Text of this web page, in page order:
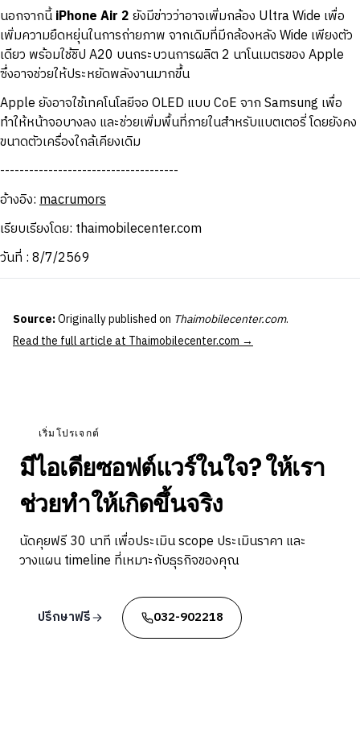
นอกจากนี้iPhone Air 2ยังมีข่าวว่าอาจเพิ่มกล้อง Ultra Wide เพื่อ
เพิ่มความยืดหยุ่นในการถ่ายภาพ จากเดิมที่มีกล้องหลัง Wide เพียงตัว
เดียว พร้อมใช้ชิป A20 บนกระบวนการผลิต 2 นาโนเมตรของ Apple
ซึ่งอาจช่วยให้ประหยัดพลังงานมากขึ้น
Apple ยังอาจใช้เทคโนโลยีจอ OLED แบบ CoE จาก Samsung เพื่อ
ทำให้หน้าจอบางลง และช่วยเพิ่มพื้นที่ภายในสำหรับแบตเตอรี่ โดยยังคง
ขนาดตัวเครื่องใกล้เคียงเดิม
-------------------------------------
อ้างอิง:macrumors
เรียบเรียงโดย: thaimobilecenter.com
วันที่ : 8/7/2569
Source:Originally published on Thaimobilecenter.com.
Read the full article at Thaimobilecenter.com →
เริ่มโปรเจกต์
มีไอเดียซอฟต์แวร์ในใจ? ให้เรา
ช่วยทำให้เกิดขึ้นจริง
นัดคุยฟรี 30 นาที เพื่อประเมิน scope ประเมินราคา และ
วางแผน timeline ที่เหมาะกับธุรกิจของคุณ
ปรึกษาฟรี 032-902218